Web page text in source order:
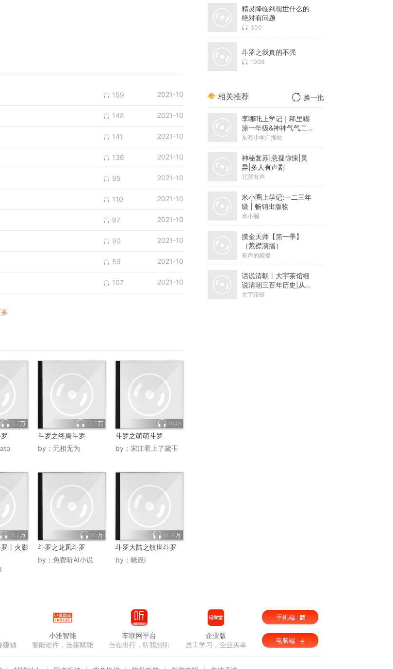
159 2021-10
148 2021-10
141 2021-10
136 2021-10
95 2021-10
110 2021-10
97 2021-10
90 2021-10
59 2021-10
107 2021-10
3.7万 13.5万
斗罗之终焉斗罗
by： 无相无为
1648
斗罗之萌萌斗罗
by： 宋江看上了黛玉
31.2万
丨火影
85万
斗罗之龙凤斗罗
by： 免费听AI小说
60.6万
斗罗大陆之镇世斗罗
by： 晓辰i
精灵降临到现世什么的
绝对有问题
300
斗罗之我真的不强
1009
相关推荐 换一批
李哪吒上学记｜稀里糊
涂一年级&神神气气二年
级
东海小学广播站
神秘复苏|悬疑惊悚|灵
异|多人有声剧
北冥有声
米小圈上学记:一二三年
级 | 畅销出版物
米小圈
摸金天师【第一季】
（紫襟演播）
有声的紫襟
话说清朝丨大宇茶馆细
说清朝三百年历史|从努
尔哈赤到末代皇帝溥仪|
大宇茶馆
赚钱
小雅智能
智能硬件，连接赋能
车联网平台
自在出行，听我想听
企业版
员工学习，企业买单
手机端
电脑端